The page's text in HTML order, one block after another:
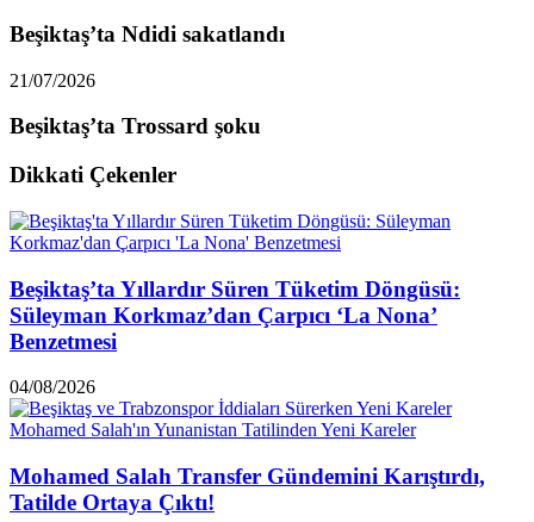
Beşiktaş’ta Ndidi sakatlandı
21/07/2026
Beşiktaş’ta Trossard şoku
Dikkati Çekenler
Beşiktaş’ta Yıllardır Süren Tüketim Döngüsü:
Süleyman Korkmaz’dan Çarpıcı ‘La Nona’
Benzetmesi
04/08/2026
Mohamed Salah Transfer Gündemini Karıştırdı,
Tatilde Ortaya Çıktı!